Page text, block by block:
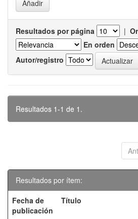
Resultados por página |
En orden
Autor/registro
Resultados 1-1 de 1.
Resultados por ítem:
Fecha de
publicación
Título